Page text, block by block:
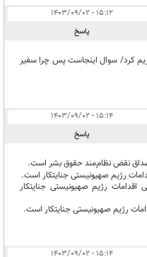
۱۵:۱۲ - ۱۴۰۳/۰۹/۰۲
پاسخ
کرد/ سوال اینجاست پس چرا سفیر
۱۵:۱۴ - ۱۴۰۳/۰۹/۰۲
پاسخ
نقض نظام‌مند حقوق بشر است.
رژیم صهیونیستی جنایتکار است.
رژیم صهیونیستی جنایتکار
رژیم صهیونیستی جنایتکار است.
۱۵:۱۴ - ۱۴۰۳/۰۹/۰۲